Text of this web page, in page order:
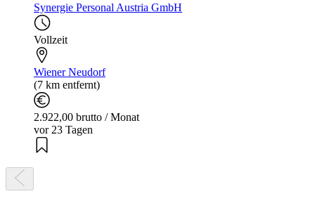
Synergie Personal Austria GmbH
Vollzeit
Wiener Neudorf
(7 km entfernt)
2.922,00 brutto / Monat
vor 23 Tagen